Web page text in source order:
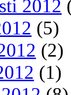
2012
(5)
(2)
(1)